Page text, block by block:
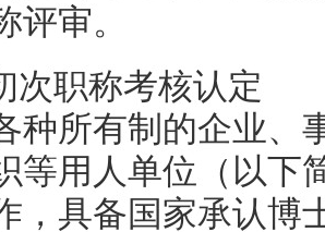
评审。
次职称考核认定
种所有制的企业、
等用人单位（以下
，具备国家承认博